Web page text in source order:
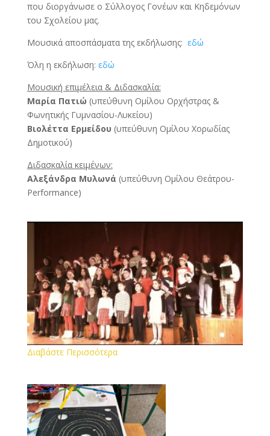
που διοργάνωσε ο Σύλλογος Γονέων και Κηδεμόνων
του Σχολείου μας.
Μουσικά αποσπάσματα της εκδήλωσης: εδώ
Όλη η εκδήλωση: εδώ
Μουσική επιμέλεια & Διδασκαλία:
Μαρία Πατιώ (υπεύθυνη Ομίλου Ορχήστρας &
Φωνητικής Γυμνασίου-Λυκείου)
Βιολέττα Ερμείδου (υπεύθυνη Ομίλου Χορωδίας
Δημοτικού)
Διδασκαλία κειμένων:
Αλεξάνδρα Μυλωνά (υπεύθυνη Ομίλου Θεάτρου-
Performance)
Διαβάστε Περισσότερα